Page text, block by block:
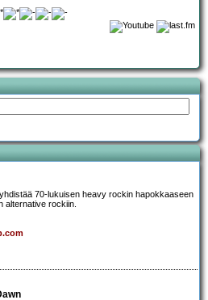
70-lukuisen heavy rockin hapokkaaseen
alternative rockiin.